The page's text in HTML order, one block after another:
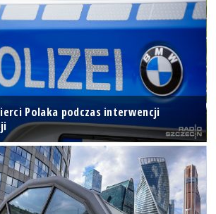
Polaka podczas interwencji